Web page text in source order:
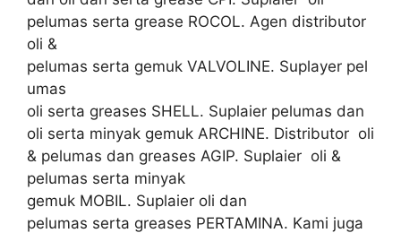
pelumas serta grease ROCOL. Agen distributor
oli &
pelumas serta gemuk VALVOLINE. Suplayer pel
umas
oli serta greases SHELL. Suplaier pelumas dan
oli serta minyak gemuk ARCHINE. Distributor oli
& pelumas dan greases AGIP. Suplaier oli &
pelumas serta minyak
gemuk MOBIL. Suplaier oli dan
pelumas serta greases PERTAMINA. Kami juga